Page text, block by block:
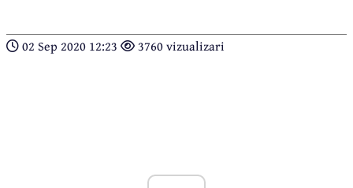
02 Sep 2020 12:23 3760 vizualizari